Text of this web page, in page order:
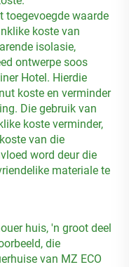
toegevoegde waarde
koste van
isolasie,
ontwerpe soos
Hotel. Hierdie
koste en verminder
Die gebruik van
koste verminder,
van die
word deur die
materiale te
huis, 'n groot deel
die
van MZ ECO